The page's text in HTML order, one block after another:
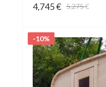
5,275€
4,745€
-10%